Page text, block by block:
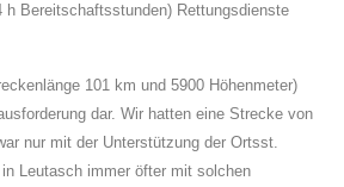
h Bereitschaftsstunden) Rettungsdienste
101 km und 5900 Höhenmeter)
dar. Wir hatten eine Strecke von
nur mit der Unterstützung der Ortsst.
Leutasch immer öfter mit solchen